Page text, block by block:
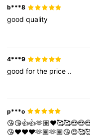
4.81
b***8
goodquality
4***9
goodforthe price ..
p***o